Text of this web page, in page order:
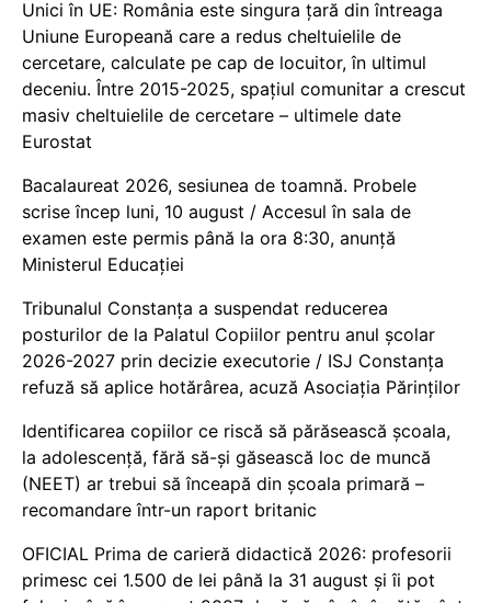
Unici în UE: România este singura țară din întreaga
Uniune Europeană care a redus cheltuielile de
cercetare, calculate pe cap de locuitor, în ultimul
deceniu. Între 2015-2025, spațiul comunitar a crescut
masiv cheltuielile de cercetare – ultimele date
Eurostat
Bacalaureat 2026, sesiunea de toamnă. Probele
scrise încep luni, 10 august / Accesul în sala de
examen este permis până la ora 8:30, anunță
Ministerul Educației
Tribunalul Constanța a suspendat reducerea
posturilor de la Palatul Copiilor pentru anul școlar
2026-2027 prin decizie executorie / ISJ Constanța
refuză să aplice hotărârea, acuză Asociația Părinților
Identificarea copiilor ce riscă să părăsească școala,
la adolescență, fără să-și găsească loc de muncă
(NEET) ar trebui să înceapă din școala primară –
recomandare într-un raport britanic
OFICIAL Prima de carieră didactică 2026: profesorii
primesc cei 1.500 de lei până la 31 august și îi pot